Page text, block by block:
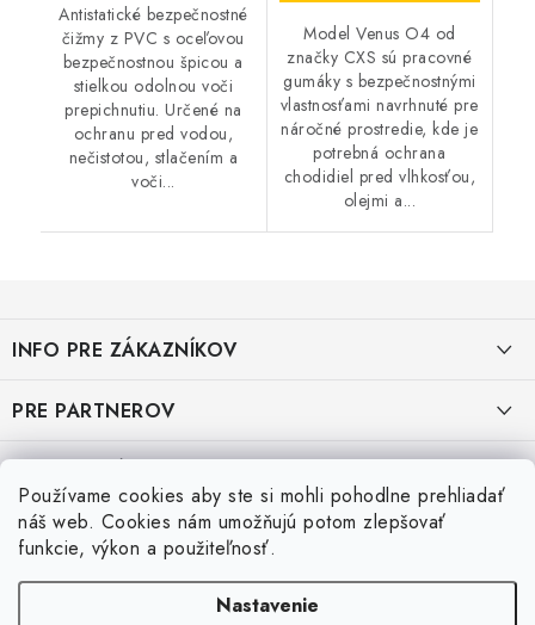
Používame cookies aby ste si mohli pohodlne prehliadať
náš web. Cookies nám umožňujú potom zlepšovať
funkcie, výkon a použiteľnosť.
Nastavenie
Antistatické bezpečnostné
čižmy z PVC s oceľovou
bezpečnostnou špicou a
stielkou odolnou voči
prepichnutiu. Určené na
ochranu pred vodou,
nečistotou, stlačením a
voči...
Model Venus O4 od
značky CXS sú pracovné
gumáky s bezpečnostnými
vlastnosťami navrhnuté pre
náročné prostredie, kde je
potrebná ochrana
chodidiel pred vlhkosťou,
olejmi a...
p
ä
i
INFO PRE ZÁKAZNÍKOV
OBCHODNÉ PODMIENKY
OCHRANA OSOBNÝCH ÚDAJOV
PRE PARTNEROV
KATALÓG OBUVI A OPP ČERVA
KATALÓG OBUVI A OPP CXS
KATALÓG OBUVI BIRKENSTOCK
Veľkostná tabuľka obuvi SKECHER
Veľkostná tabuľka obuvi ARTRA
Posledné hodnotenie produktov